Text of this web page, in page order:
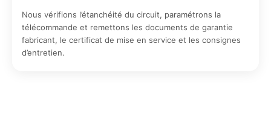
Nous vérifions l’étanchéité du circuit, paramétrons la
télécommande et remettons les documents de garantie
fabricant, le certificat de mise en service et les consignes
d’entretien.